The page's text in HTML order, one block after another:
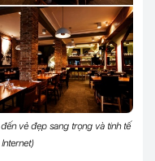
vẻ đẹp sang trọng và tinh tế